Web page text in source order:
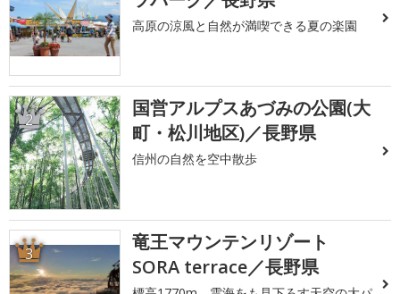
高原の涼風と自然が満喫できる夏の楽園
2
国営アルプスあづみの公園(大
町・松川地区)／長野県
信州の自然を空中散歩
3
竜王マウンテンリゾート
SORA terrace／長野県